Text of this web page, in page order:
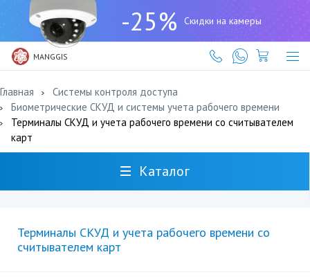
-25% Скидки на камеры
MANGGIS
(727)
317-
61-
61
Главная
Системы контроля доступа
Биометрические СКУД и системы учета рабочего времени
Терминалы СКУД и учета рабочего времени со считывателем
карт
Каталог
Терминалы СКУД и учета рабочего времени со
считывателем карт